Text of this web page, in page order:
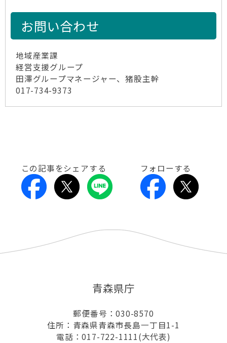
お問い合わせ
地域産業課
経営支援グループ
田澤グループマネージャー、猪股主幹
017-734-9373
この記事をシェアする フォローする
青森県庁
郵便番号：030-8570
住所：青森県青森市長島一丁目1-1
電話：017-722-1111(大代表)